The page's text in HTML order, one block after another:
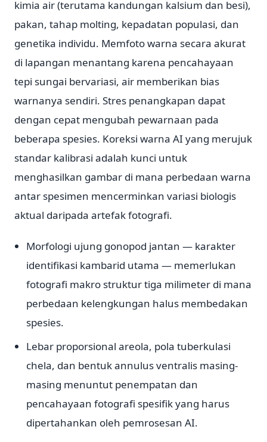
kimia air (terutama kandungan kalsium dan besi),
pakan, tahap molting, kepadatan populasi, dan
genetika individu. Memfoto warna secara akurat
di lapangan menantang karena pencahayaan
tepi sungai bervariasi, air memberikan bias
warnanya sendiri. Stres penangkapan dapat
dengan cepat mengubah pewarnaan pada
beberapa spesies. Koreksi warna AI yang merujuk
standar kalibrasi adalah kunci untuk
menghasilkan gambar di mana perbedaan warna
antar spesimen mencerminkan variasi biologis
aktual daripada artefak fotografi.
Morfologi ujung gonopod jantan — karakter
identifikasi kambarid utama — memerlukan
fotografi makro struktur tiga milimeter di mana
perbedaan kelengkungan halus membedakan
spesies.
Lebar proporsional areola, pola tuberkulasi
chela, dan bentuk annulus ventralis masing-
masing menuntut penempatan dan
pencahayaan fotografi spesifik yang harus
dipertahankan oleh pemrosesan AI.